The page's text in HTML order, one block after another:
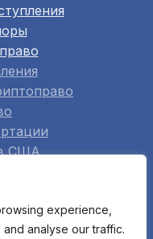
experience,
analyse our traffic.
США